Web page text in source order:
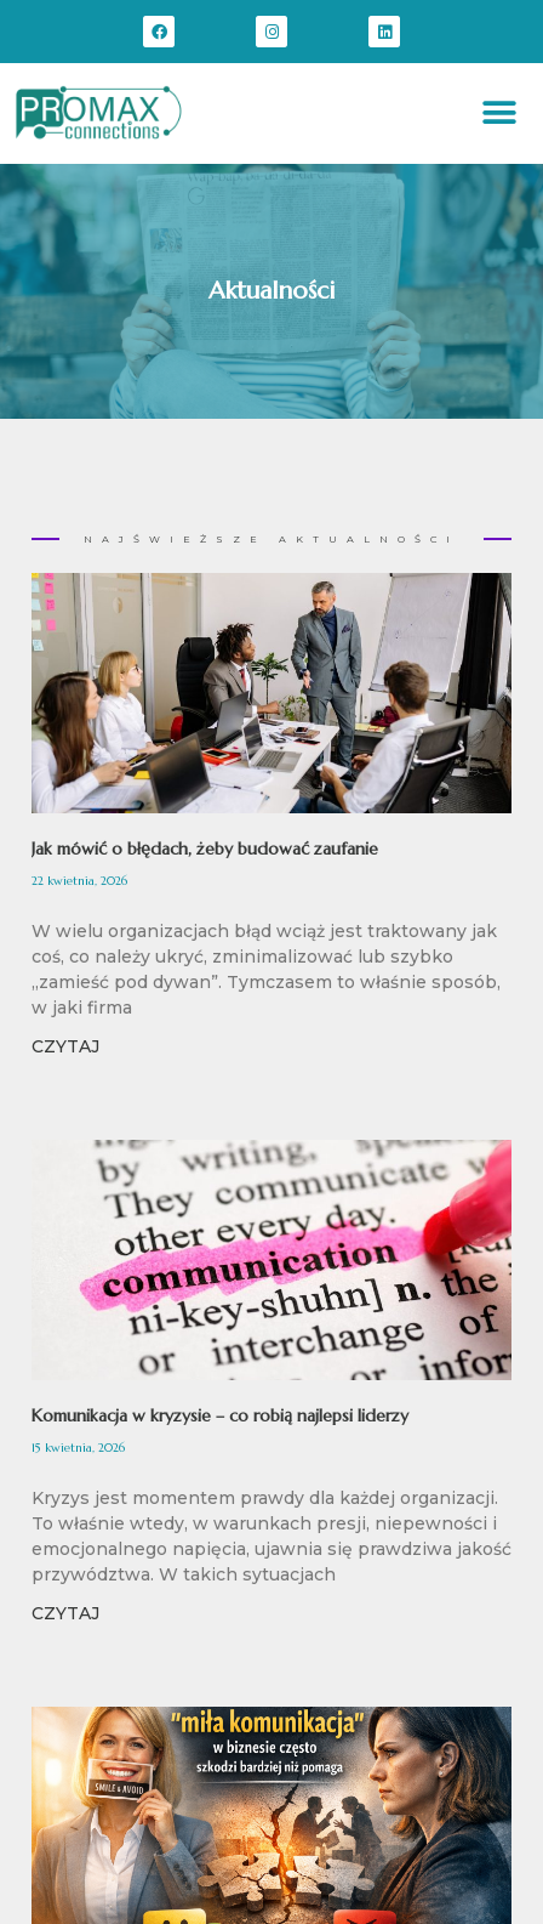
Aktualności
NAJŚWIEŻSZE AKTUALNOŚCI
Jak mówić o błędach, żeby budować zaufanie
22 kwietnia, 2026
W wielu organizacjach błąd wciąż jest traktowany jak
coś, co należy ukryć, zminimalizować lub szybko
„zamieść pod dywan”. Tymczasem to właśnie sposób,
w jaki firma
CZYTAJ
Komunikacja w kryzysie – co robią najlepsi liderzy
15 kwietnia, 2026
Kryzys jest momentem prawdy dla każdej organizacji.
To właśnie wtedy, w warunkach presji, niepewności i
emocjonalnego napięcia, ujawnia się prawdziwa jakość
przywództwa. W takich sytuacjach
CZYTAJ